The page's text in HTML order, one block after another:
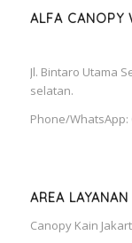
ALFA CANOPY
Jl. Bintaro Utama
selatan.
Phone/WhatsApp:
AREA LAYANAN
Canopy Kain